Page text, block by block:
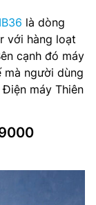
là dòng
với hàng loạt
cạnh đó máy
mà người dùng
máy Thiên